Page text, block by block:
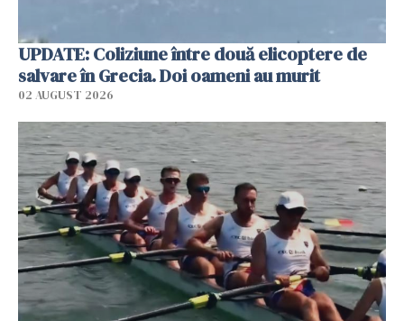
UPDATE: Coliziune între două elicoptere de
salvare în Grecia. Doi oameni au murit
02 AUGUST 2026